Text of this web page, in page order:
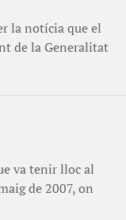
la notícia que el
de la Generalitat
va tenir lloc al
de 2007, on